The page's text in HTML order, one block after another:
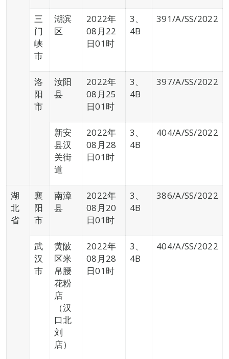
三
门
峡
市
湖滨
区
2022年
08月22
日01时
3、
4B
391/A/SS/2022
洛
阳
市
汝阳
县
2022年
08月25
日01时
3、
4B
397/A/SS/2022
新安
县汉
关街
道
2022年
08月28
日01时
3、
4B
404/A/SS/2022
湖
北
省
襄
阳
市
南漳
县
2022年
08月20
日01时
3、
4B
386/A/SS/2022
武
汉
市
黄陂
区米
帛腰
花粉
店
（汉
口北
刘
店）
2022年
08月28
日01时
3、
4B
404/A/SS/2022